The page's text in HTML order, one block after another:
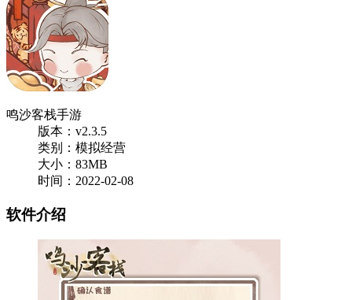
鸣沙客栈手游
版本：v2.3.5
类别：模拟经营
大小：83MB
时间：2022-02-08
软件介绍